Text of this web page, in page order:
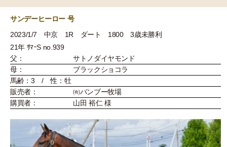
サンデーヒーロー 号
2023/1/7 中京 1R ダート 1800 3歳未勝利
21年 ｻﾏｰS no.939
父：
サトノダイヤモンド
母：
ブラックショコラ
馬齢：3 / 性：牡
販売者：
㈲バンブー牧場
購買者：
山田 裕仁 様